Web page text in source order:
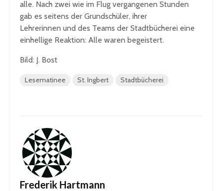
alle. Nach zwei wie im Flug vergangenen Stunden
gab es seitens der Grundschüler, ihrer
Lehrerinnen und des Teams der Stadtbücherei eine
einhellige Reaktion: Alle waren begeistert.
Bild: J. Bost
Lesematinee St. Ingbert Stadtbücherei
Frederik Hartmann